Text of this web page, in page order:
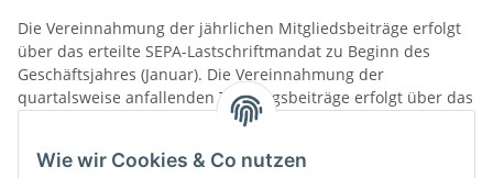
Die Vereinnahmung der jährlichen Mitgliedsbeiträge erfolgt
über das erteilte SEPA-Lastschriftmandat zu Beginn des
Geschäftsjahres (Januar). Die Vereinnahmung der
quartalsweise anfallenden Trainingsbeiträge erfolgt über das
erteilte SEPA-Lastschriftmandat zu Beginn des jeweiligen
Wie wir Cookies & Co nutzen